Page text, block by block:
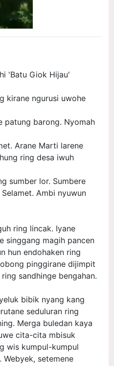
'Batu Giok Hijau'
kirane ngurusi uwohe
patung barong. Nyomah
Arane Marti larene
ring desa iwuh
sumber lor. Sumbere
Ambi nyuwun
ring lincak. Iyane
singgang magih pancen
hun endohaken ring
pinggirane dijimpit
sandhinge bengahan.
bibik nyang kang
seduluran ring
Merga buledan kaya
cita-cita mbisuk
wis kumpul-kumpul
setemene